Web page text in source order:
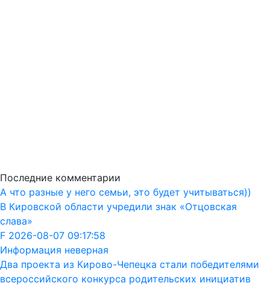
Последние комментарии
А что разные у него семьи, это будет учитываться))
В Кировской области учредили знак «Отцовская
слава»
F 2026-08-07 09:17:58
Информация неверная
Два проекта из Кирово-Чепецка стали победителями
всероссийского конкурса родительских инициатив